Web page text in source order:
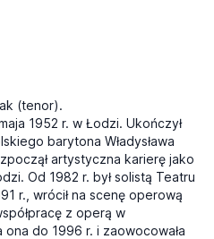
(tenor).
1952 r. w Łodzi. Ukończył
barytona Władysława
artystyczna karierę jako
Od 1982 r. był solistą Teatru
r., wrócił na scenę operową
z operą w
do 1996 r. i zaowocowała